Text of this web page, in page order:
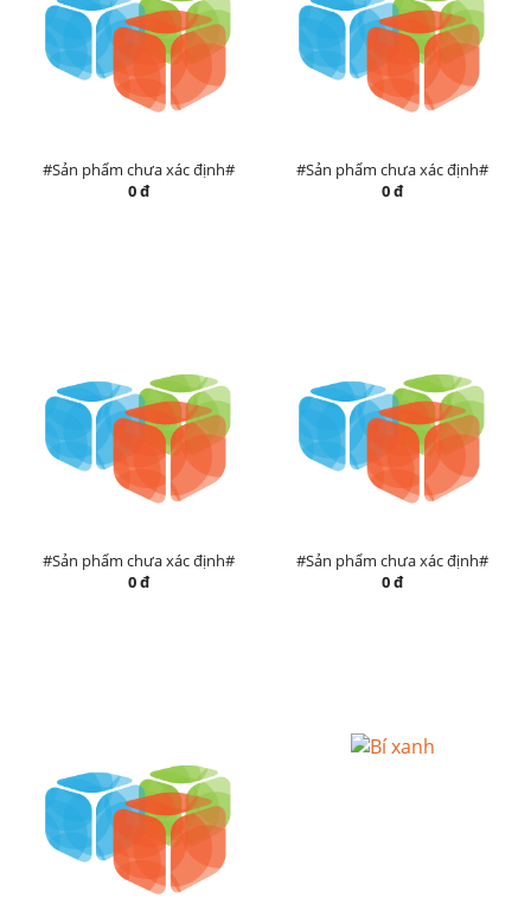
#Sản phẩm chưa xác định#
0 đ
#Sản phẩm chưa xác định#
0 đ
#Sản phẩm chưa xác định#
0 đ
#Sản phẩm chưa xác định#
0 đ